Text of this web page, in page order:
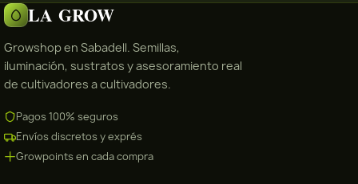
LA GROW
Growshop en Sabadell. Semillas,
iluminación, sustratos y asesoramiento real
de cultivadores a cultivadores.
Pagos 100% seguros
Envíos discretos y exprés
Growpoints en cada compra